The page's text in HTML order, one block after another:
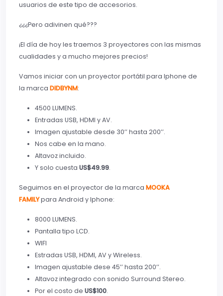
usuarios de este tipo de accesorios.
¿¿¿Pero adivinen qué???
¡El día de hoy les traemos 3 proyectores con las mismas
cualidades y a mucho mejores precios!
Vamos iniciar con un proyector portátil para Iphone de
la marca DIDBYNM:
4500 LUMENS.
Entradas USB, HDMI y AV.
Imagen ajustable desde 30’’ hasta 200’’.
Nos cabe en la mano.
Altavoz incluido.
Y solo cuesta US$49.99.
Seguimos en el proyector de la marca MOOKA
FAMILYpara Android y Iphone:
8000 LUMENS.
Pantalla tipo LCD.
WIFI
Estradas USB, HDMI, AV y Wireless.
Imagen ajustable dese 45’’ hasta 200’’.
Altavoz integrado con sonido Surround Stereo.
Por el costo de US$100.